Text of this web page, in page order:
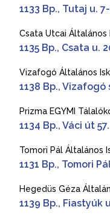
1133 Bp., Tutaj u. 7-
Csata Utcai Általános
1135 Bp., Csata u.
Vizafogó Általános
1138 Bp., Vizafogó
Prizma EGYMI
1134 Bp., Váci út 57.
Tomori Pál Általános
1131 Bp., Tomori
Hegedüs Géza
1139 Bp., Fiastyúk